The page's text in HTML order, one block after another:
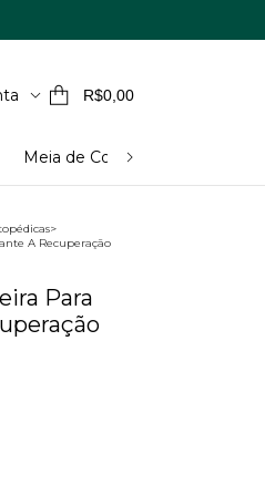
R$0,00
Meia de Compressão
>
A Recuperação
Para